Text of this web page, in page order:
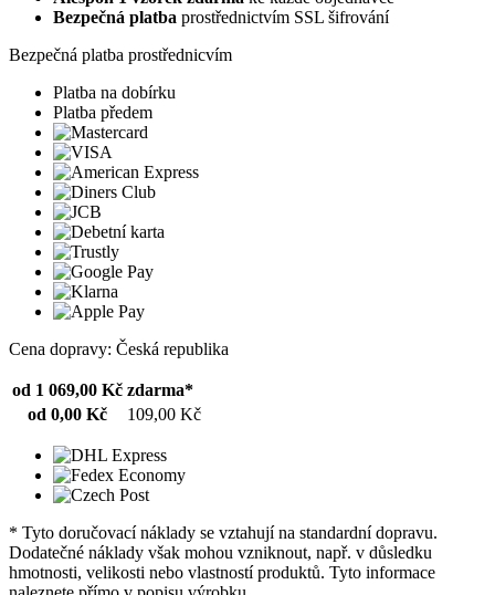
Bezpečná platba prostřednictvím SSL šifrování
Bezpečná platba prostřednicvím
Platba na dobírku
Platba předem
Cena dopravy: Česká republika
od 1 069,00 Kč zdarma*
od 0,00 Kč
109,00 Kč
* Tyto doručovací náklady se vztahují na standardní dopravu.
Dodatečné náklady však mohou vzniknout, např. v důsledku
hmotnosti, velikosti nebo vlastností produktů. Tyto informace